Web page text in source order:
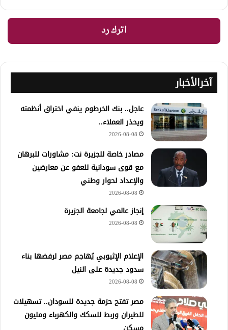
اترك رد
آخرالأخبار
عاجل.. بنك الخرطوم ينفي اختراق أنظمته
ويحذر العملاء..
2026-08-08
مصادر خاصة للجزيرة نت: مشاورات للبرهان
مع قوى سودانية للعفو عن معارضين
والإعداد لحوار وطني
2026-08-08
إنجاز عالمي لجامعة الجزيرة
2026-08-08
الإعلام الإثيوبي يُهاجم مصر لرفضها بناء
سدود جديدة على النيل
2026-08-08
مصر تفتح حزمة جديدة للسودان.. تسهيلات
للطيران وربط للسكك والكهرباء ومليون